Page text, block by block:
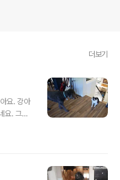
더보기
요. 강아
요. 그래
요. 이
니다. 나